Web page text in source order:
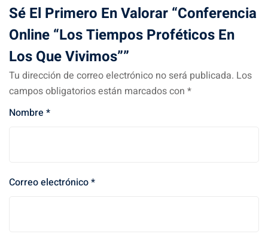
Sé El Primero En Valorar “Conferencia
Online “Los Tiempos Proféticos En
Los Que Vivimos””
Tu dirección de correo electrónico no será publicada. Los
campos obligatorios están marcados con *
Nombre *
Correo electrónico*